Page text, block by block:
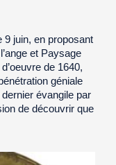
9 juin, en proposant
et Paysage
de 1640,
géniale
évangile par
de découvrir que